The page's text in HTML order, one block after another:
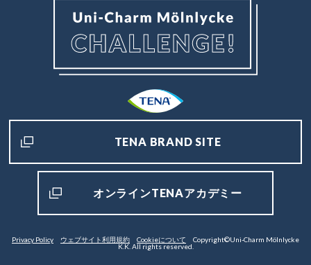
TENA BRAND SITE
オンラインTENAアカデミー
Privacy Policy ウェブサイト利用規約 Cookieについて
Copyright©Uni-Charm Mölnlycke
K.K. All rights reserved.